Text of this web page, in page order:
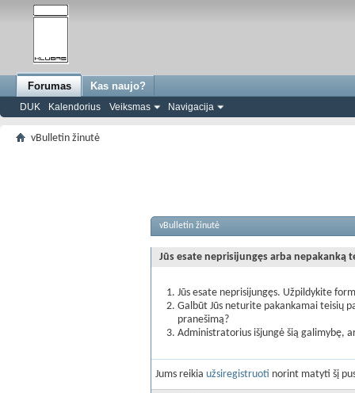
Forumas
DUK Kalendorius Veiksmas Navigacija
Kas naujo?
vBulletin žinutė
vBulletin žinutė
Jūs esate neprisijungęs arba nepakanką
Jūs esate neprisijungęs. Užpildykite
Galbūt Jūs neturite pakankamai teisių
pranešimą?
Administratorius išjungė šią galimybę,
Jums reikia užsiregistruoti norint matyti šį